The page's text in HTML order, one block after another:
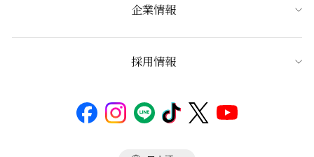
企業情報
採用情報